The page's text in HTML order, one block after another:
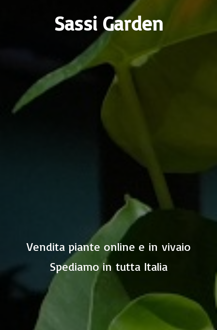
Sassi Garden
Vendita piante online e in vivaio
Spediamo in tutta Italia